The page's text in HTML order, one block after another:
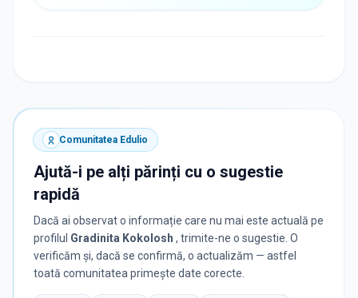
Comunitatea Edulio
Ajută-i pe alți părinți cu o sugestie
rapidă
Dacă ai observat o informație care nu mai este actuală pe
profilul Gradinita Kokolosh , trimite-ne o sugestie. O
verificăm și, dacă se confirmă, o actualizăm — astfel
toată comunitatea primește date corecte.